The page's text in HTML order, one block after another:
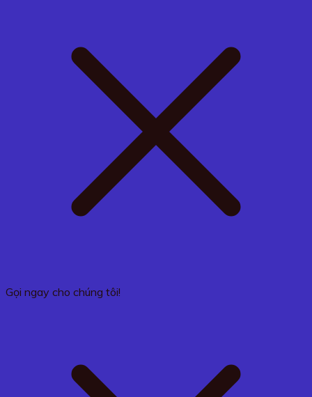
Gọi ngay cho chúng tôi!